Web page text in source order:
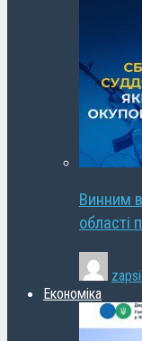
Винним в
області
Економіка